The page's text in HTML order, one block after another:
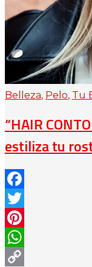
Belleza, Pelo, Tu
“HAIR
estiliza tu
Facebook
Twitter
Pinterest
WhatsApp